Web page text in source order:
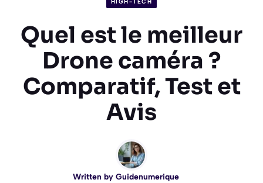
Quel est le meilleur
Drone caméra ?
Comparatif, Test et
Avis
Written by Guidenumerique